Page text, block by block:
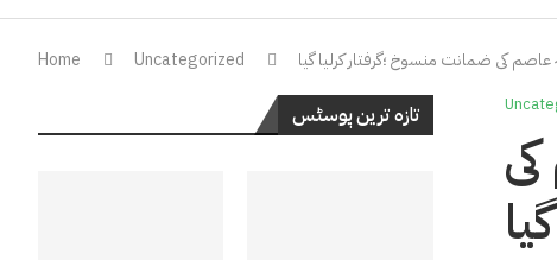
Home Uncategorized کی ضمانت منسوخ ؛گرفتار کرلیا گیا
تازہ ترین پوسٹس